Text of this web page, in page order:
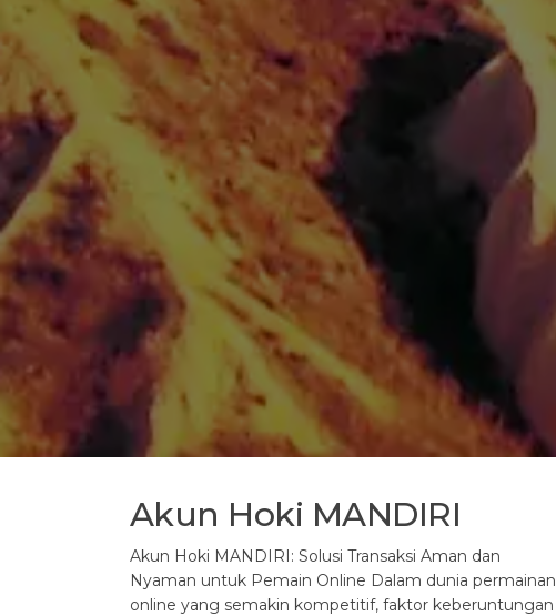
Akun Hoki MANDIRI
Akun Hoki MANDIRI: Solusi Transaksi Aman dan
Nyaman untuk Pemain Online Dalam dunia permainan
online yang semakin kompetitif, faktor keberuntungan